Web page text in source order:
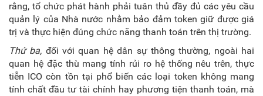
rằng, tổ chức phát hành phải tuân thủ đầy đủ các yêu cầu
quản lý của Nhà nước nhằm bảo đảm token giữ được giá
trị và thực hiện đúng chức năng thanh toán trên thị trường.
Thứ ba, đối với quan hệ dân sự thông thường, ngoài hai
quan hệ đặc thù mang tính rủi ro hệ thống nêu trên, thực
tiễn ICO còn tồn tại phổ biến các loại token không mang
tính chất đầu tư tài chính hay phương tiện thanh toán, mà